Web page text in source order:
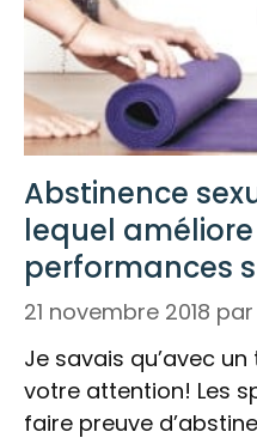
Abstinence
lequel
performances
21 novembre 2018 par
Je savais qu’avec
votre attention! Les
faire preuve